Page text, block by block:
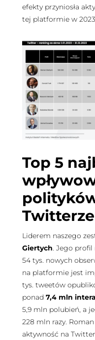
efekty przyniosła
tej platformie w
Top 5
Twitterze
Liderem naszego
Giertych. Jego profil
54 tys. nowych
na platformie jest
tys. tweetów
ponad 7,4 mln
5,9 mln polubień, a
228 mln razy.
aktywność na